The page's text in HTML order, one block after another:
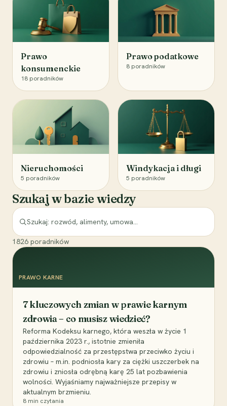
Prawo
konsumenckie
18 poradników
Prawo podatkowe
8 poradników
Nieruchomości
5 poradników
Windykacja i długi
5 poradników
Szukaj w bazie wiedzy
1826 poradników
PRAWO KARNE
7 kluczowych zmian w prawie karnym
zdrowia – co musisz wiedzieć?
Reforma Kodeksu karnego, która weszła w życie 1
października 2023 r., istotnie zmieniła
odpowiedzialność za przestępstwa przeciwko życiu i
zdrowiu – m.in. podniosła kary za ciężki uszczerbek na
zdrowiu i zniosła odrębną karę 25 lat pozbawienia
wolności. Wyjaśniamy najważniejsze przepisy w
aktualnym brzmieniu.
8 min czytania